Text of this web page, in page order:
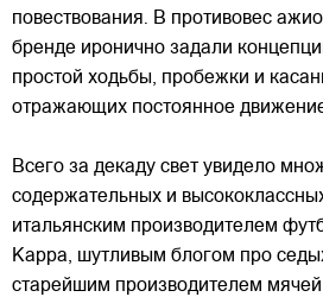
повествования. В противовес
бренде иронично задали
простой ходьбы, пробежки и
отражающих постоянное
Всего за декаду свет увидело
содержательных и
итальянским производителем
Kappa, шутливым блогом про
старейшим производителем